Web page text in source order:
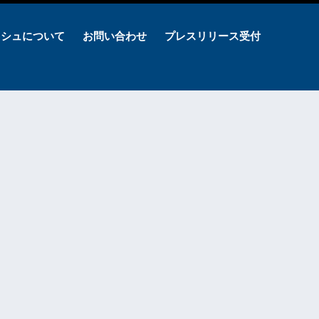
ュについて お問い合わせ プレスリリース受付